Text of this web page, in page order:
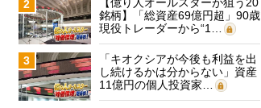
2
銘柄】「総資産69億円超」90歳
現役トレーダーから“1…
3
「キオクシアが今後も利益を出
し続けるかは分からない」資産
11億円の個人投資家…